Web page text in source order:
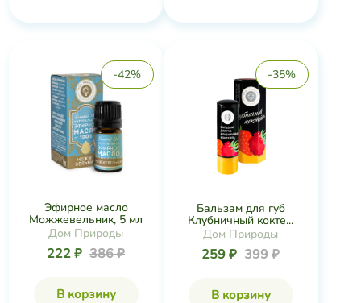
-42%
Эфирное масло
Можжевельник, 5 мл
Дом Природы
222 ₽ 386 ₽
В корзину
-35%
Бальзам для губ
Клубничный кокте...
Дом Природы
259 ₽ 399 ₽
В корзину